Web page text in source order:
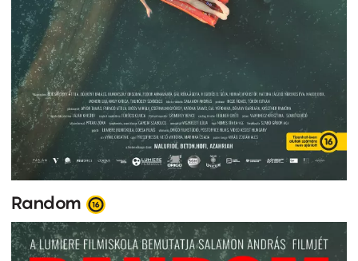
Random